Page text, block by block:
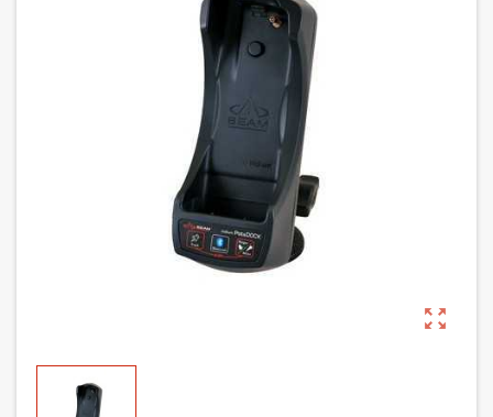
zoom_out_map